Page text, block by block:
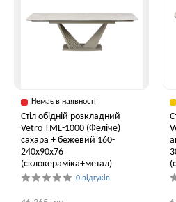
Немає в наявності
Стіл обідній розкладний
Vetro ТМL-1000 (Феліче)
сахара + бежевий 160-
240x90x76
(склокераміка+метал)
0 відгуків